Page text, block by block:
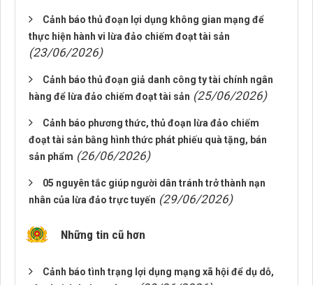
Cảnh báo thủ đoạn lợi dụng không gian mạng để
thực hiện hành vi lừa đảo chiếm đoạt tài sản
(23/06/2026)
Cảnh báo thủ đoạn giả danh công ty tài chính ngân
hàng để lừa đảo chiếm đoạt tài sản (25/06/2026)
Cảnh báo phương thức, thủ đoạn lừa đảo chiếm
đoạt tài sản bằng hình thức phát phiếu quà tặng, bán
sản phẩm (26/06/2026)
05 nguyên tắc giúp người dân tránh trở thành nạn
nhân của lừa đảo trực tuyến (29/06/2026)
Những tin cũ hơn
Cảnh báo tình trạng lợi dụng mạng xã hội để dụ dỗ,